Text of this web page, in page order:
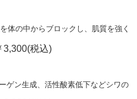
体の中からブロックし、肌質を強く
3,300(税込)
ゲン生成、活性酸素低下などシワの